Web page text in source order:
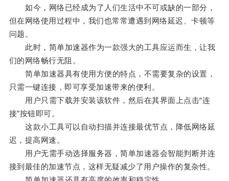
如今，网络已经成为了人们生活中不可或缺的一部分，
但在网络使用过程中，我们也常常遭遇到网络延迟、卡顿等
问题。
此时，简单加速器作为一款强大的工具应运而生，让我
们的网络畅行无阻。
简单加速器具有使用方便的特点，不需要复杂的设置，
只需一键连接，即可享受加速带来的便利。
用户只需下载并安装该软件，然后在其界面上点击“连
接”按钮即可。
这款小工具可以自动扫描并连接最优节点，降低网络延
迟，提高网速。
用户无需手动选择服务器，简单加速器会智能判断并连
接到最佳的加速节点，这样无疑减少了用户操作的复杂性。